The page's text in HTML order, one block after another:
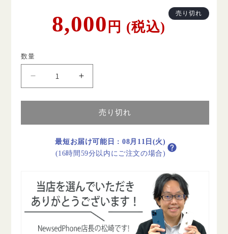
常
8,000 円 (税込)
売り切れ
数量
Air2
Wi-
16GB
グ
レ
イ
2014
iPad
Air2
Wi-
Fi+Cellular
16GB
ペ
ー
グ
レ
イ
A1567
2014
売り切れ
最短お届け可能日 :08月11日(火)
(16時間59分以内にご注文の場合)